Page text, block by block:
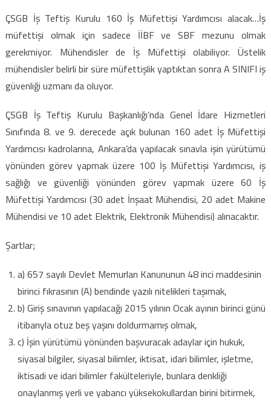
mezunları
İŞ
Müfettişi
olmak
FIRSAT
için
ÇSGB İş Teftiş Kurulu 160 İş Müfettişi Yardımcısı alacak…İş
müfettişi olmak için sadece İİBF ve SBF mezunu olmak
gerekmiyor. Mühendisler de İş Müfettişi olabiliyor. Üstelik
mühendisler belirli bir süre müfettişlik yaptıktan sonra A SINIFI iş
güvenliği uzmanı da oluyor.
ÇSGB İş Teftiş Kurulu Başkanlığı’nda Genel İdare Hizmetleri
Sınıfında 8. ve 9. derecede açık bulunan 160 adet İş Müfettişi
Yardımcısı kadrolarına, Ankara’da yapılacak sınavla işin yürütümü
yönünden görev yapmak üzere 100 İş Müfettişi Yardımcısı, iş
sağlığı ve güvenliği yönünden görev yapmak üzere 60 İş
Müfettişi Yardımcısı (30 adet İnşaat Mühendisi, 20 adet Makine
Mühendisi ve 10 adet Elektrik, Elektronik Mühendisi) alınacaktır.
Şartlar;
a) 657 sayılı Devlet Memurları Kanununun 48 inci maddesinin
birinci fıkrasının (A) bendinde yazılı nitelikleri taşımak,
b) Giriş sınavının yapılacağı 2015 yılının Ocak ayının birinci günü
itibarıyla otuz beş yaşını doldurmamış olmak,
c) İşin yürütümü yönünden başvuracak adaylar için hukuk,
siyasal bilgiler, siyasal bilimler, iktisat, idari bilimler, işletme,
iktisadi ve idari bilimler fakülteleriyle, bunlara denkliği
onaylanmış yerli ve yabancı yüksekokullardan birini bitirmek,